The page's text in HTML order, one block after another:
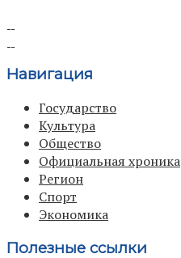
Навигация
Государство
Культура
Общество
Официальная хроника
Регион
Спорт
Экономика
Полезные ссылки